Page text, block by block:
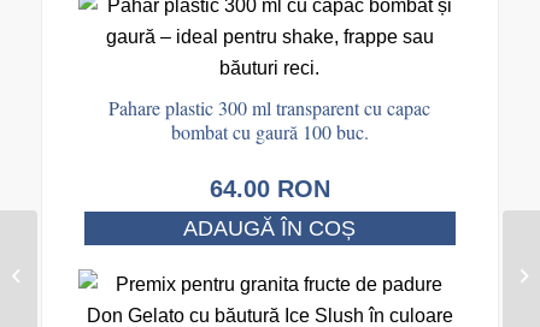
Pahare plastic 300 ml transparent cu capac
bombat cu gaură 100 buc.
64.00 RON
ADAUGĂ ÎN COȘ
Pahare plastic 300 ml
transparent cu capac